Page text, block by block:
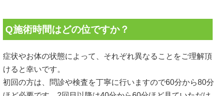
Q施術時間はどの位ですか？
症状やお体の状態によって、それぞれ異なることをご理解頂
けると幸いです。
初回の方は、問診や検査を丁寧に行いますので60分から80分